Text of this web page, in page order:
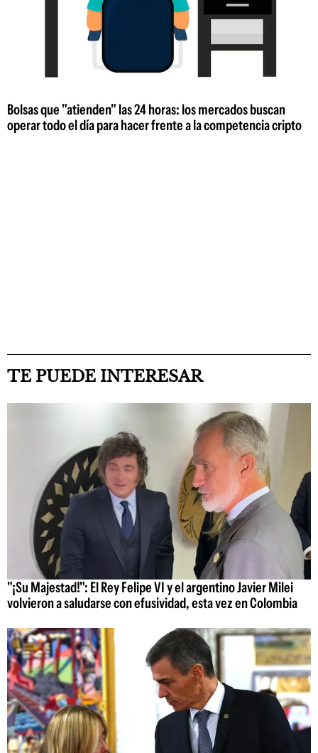
Bolsas que "atienden" las 24 horas: los mercados buscan
operar todo el día para hacer frente a la competencia cripto
TE PUEDE INTERESAR
"¡Su Majestad!": El Rey Felipe VI y el argentino Javier Milei
volvieron a saludarse con efusividad, esta vez en Colombia